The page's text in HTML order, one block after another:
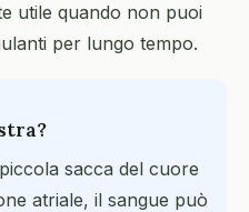
utile quando non puoi
per lungo tempo.
sacca del cuore
atriale, il sangue può